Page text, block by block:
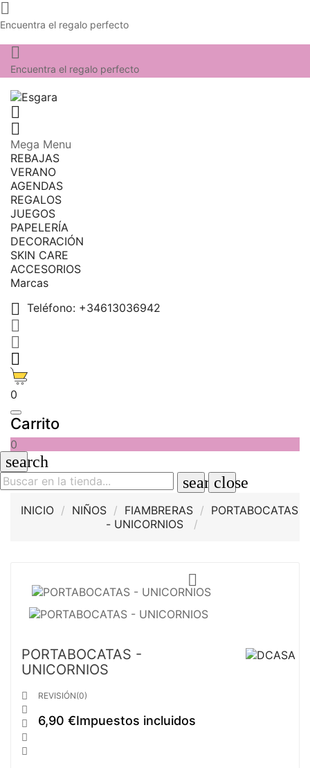

Encuentra el regalo perfecto

Encuentra el regalo perfecto


Mega Menu
REBAJAS
VERANO
AGENDAS
REGALOS
JUEGOS
PAPELERÍA
DECORACIÓN
SKIN CARE
ACCESORIOS
Marcas
 Teléfono: +34613036942



0
Carrito
0
search
searchclose
INICIO NIÑOS FIAMBRERAS
PORTABOCATAS
- UNICORNIOS

PORTABOCATAS -
UNICORNIOS





REVISIÓN(0)
6,90 €Impuestos incluidos